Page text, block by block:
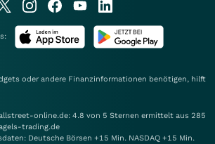
oder andere Finanzinformationen benötigen, hilft
online.de: 4.8 von 5 Sternen ermittelt aus 285
trading.de
Deutsche Börsen +15 Min. NASDAQ +15 Min.